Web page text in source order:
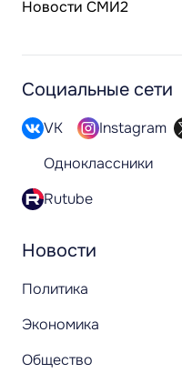
Новости СМИ2
Новости
Политика
Экономика
Общество
Социальные сети
VK Instagram
Одноклассники
Rutube